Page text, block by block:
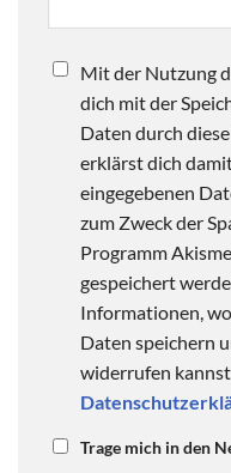
Mit der Nutzung
dich mit der
Daten durch
erklärst dich
eingegebenen
zum Zweck der
Programm
gespeichert
Informationen,
Daten speichern
widerrufen
Trage mich in den